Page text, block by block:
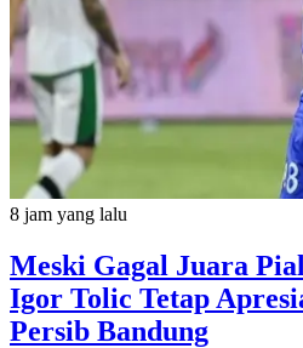
8 jam yang lalu
Meski Gagal Juara
Igor Tolic Tetap
Persib Bandung